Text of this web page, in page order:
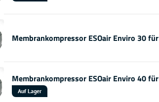
Membrankompressor ESOair Enviro 30
Membrankompressor ESOair Enviro 40
Auf Lager